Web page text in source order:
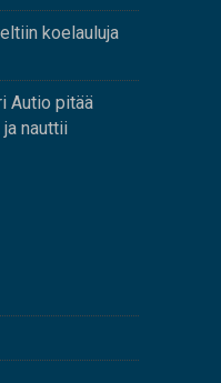
koelauluja
Autio pitää
nauttii